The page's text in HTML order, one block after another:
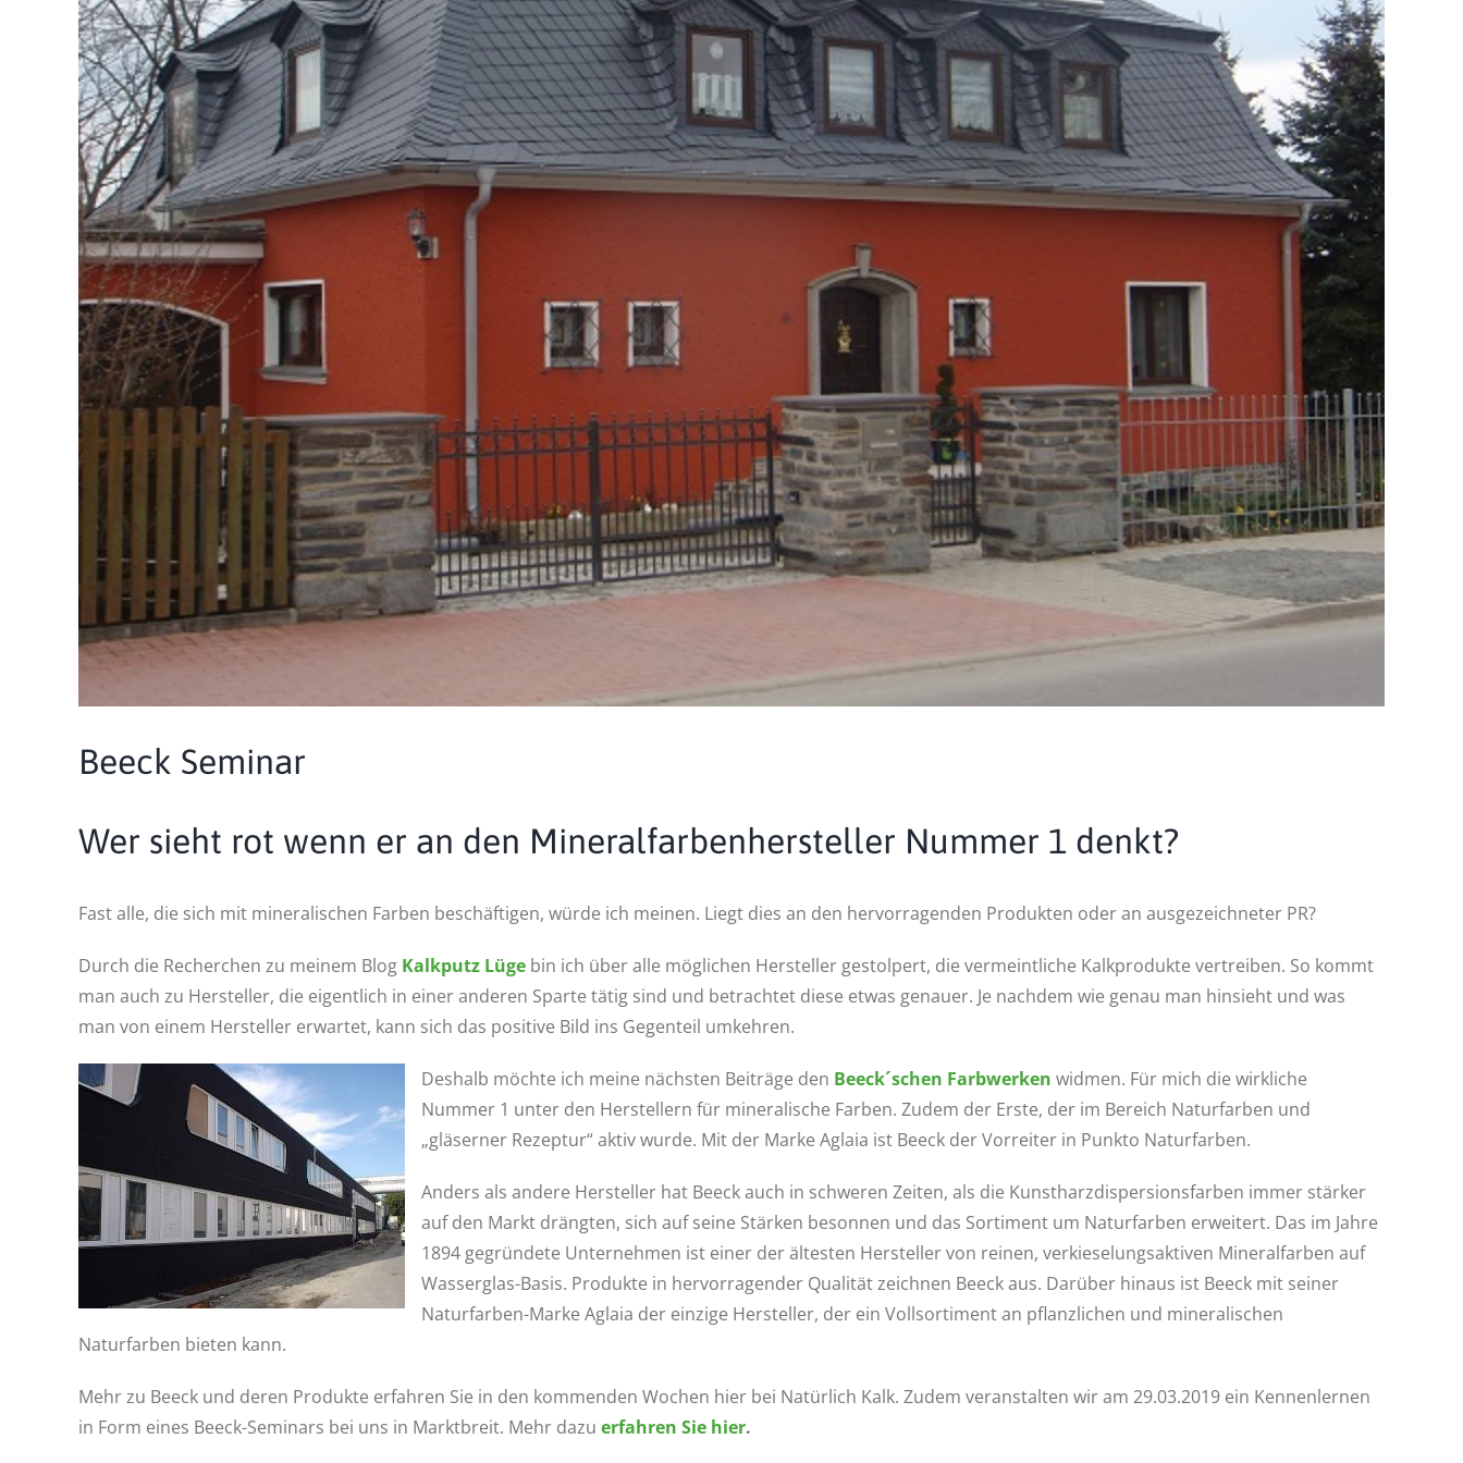
Beeck Seminar
Wer sieht rot wenn er an den Mineralfarbenhersteller Nummer 1 denkt?
Fast alle, die sich mit mineralischen Farben beschäftigen, würde ich meinen. Liegt dies an den hervorragenden Produkten oder an ausgezeichneter PR?
Durch die Recherchen zu meinem Blog Kalkputz Lüge bin ich über alle möglichen Hersteller gestolpert, die vermeintliche Kalkprodukte vertreiben. So kommt
man auch zu Hersteller, die eigentlich in einer anderen Sparte tätig sind und betrachtet diese etwas genauer. Je nachdem wie genau man hinsieht und was
man von einem Hersteller erwartet, kann sich das positive Bild ins Gegenteil umkehren.
Deshalb möchte ich meine nächsten Beiträge den Beeck´schen Farbwerken widmen. Für mich die wirkliche
Nummer 1 unter den Herstellern für mineralische Farben. Zudem der Erste, der im Bereich Naturfarben und
„gläserner Rezeptur“ aktiv wurde. Mit der Marke Aglaia ist Beeck der Vorreiter in Punkto Naturfarben.
Anders als andere Hersteller hat Beeck auch in schweren Zeiten, als die Kunstharzdispersionsfarben immer stärker
auf den Markt drängten, sich auf seine Stärken besonnen und das Sortiment um Naturfarben erweitert. Das im Jahre
1894 gegründete Unternehmen ist einer der ältesten Hersteller von reinen, verkieselungsaktiven Mineralfarben auf
Wasserglas-Basis. Produkte in hervorragender Qualität zeichnen Beeck aus. Darüber hinaus ist Beeck mit seiner
Naturfarben-Marke Aglaia der einzige Hersteller, der ein Vollsortiment an pflanzlichen und mineralischen
Naturfarben bieten kann.
Mehr zu Beeck und deren Produkte erfahren Sie in den kommenden Wochen hier bei Natürlich Kalk. Zudem veranstalten wir am 29.03.2019 ein Kennenlernen
in Form eines Beeck-Seminars bei uns in Marktbreit. Mehr dazu erfahren Sie hier.